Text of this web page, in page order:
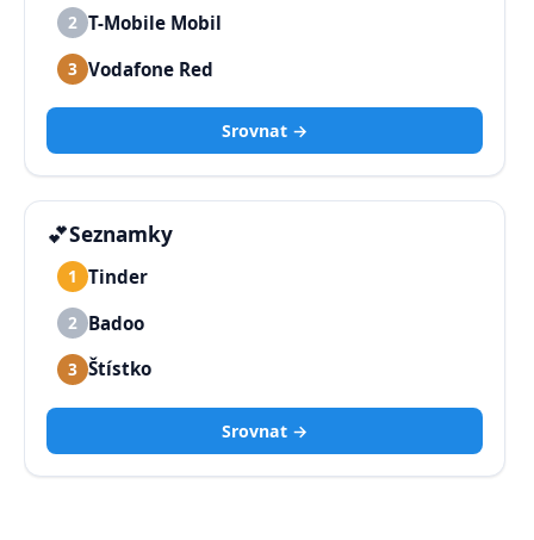
2 T-Mobile Mobil
3 Vodafone Red
Srovnat →
💕Seznamky
1 Tinder
2 Badoo
3 Štístko
Srovnat →